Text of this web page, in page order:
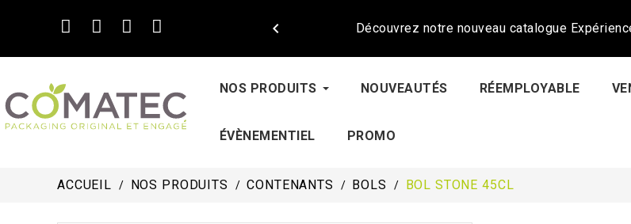
Découvrez notre nouveau catalogue

NOS PRODUITS NOUVEAUTÉS RÉEMPLOYABLE
ÉVÈNEMENTIEL PROMO
ACCUEIL NOS PRODUITS CONTENANTS BOLS BOL STONE 45CL